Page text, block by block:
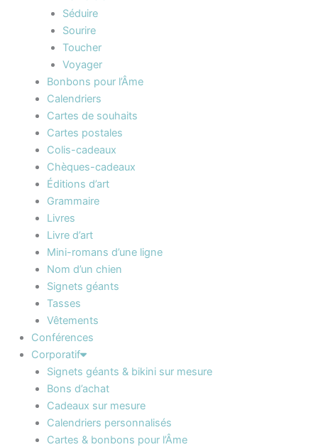
Séduire
Sourire
Toucher
Voyager
Bonbons pour l’Âme
Calendriers
Cartes de souhaits
Cartes postales
Colis-cadeaux
Chèques-cadeaux
Éditions d’art
Grammaire
Livres
Livre d’art
Mini-romans d’une ligne
Nom d’un chien
Signets géants
Tasses
Vêtements
Conférences
Corporatif
Signets géants & bikini sur mesure
Bons d’achat
Cadeaux sur mesure
Calendriers personnalisés
Cartes & bonbons pour l’Âme